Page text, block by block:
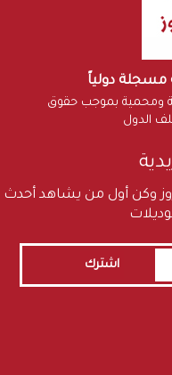
مسجلة دولياً
ومحمية بموجب حقوق
الدول
وكن أول من يشاهد أحدث
اشترك